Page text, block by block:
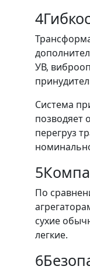
4
УВ,
Система
позводяет
перегруз
5
По
сухие
легкие.
6